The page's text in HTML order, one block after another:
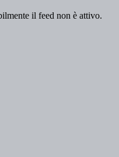
il feed non è attivo.